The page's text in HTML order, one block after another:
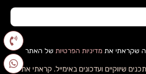
שקראתי את מדיניות הפרטיות של האתר
שיווקיים ועדכונים באימייל. קראתי את